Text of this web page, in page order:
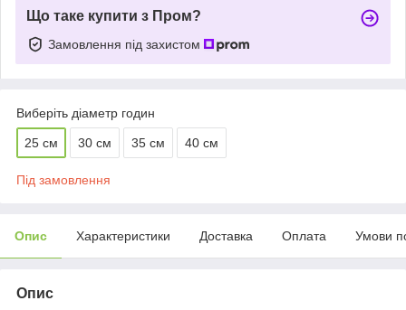
Що таке купити з Пром?
Замовлення під захистом
Виберіть діаметр годин
25 см 30 см 35 см 40 см
Під замовлення
Опис Характеристики Доставка Оплата Умови
Опис